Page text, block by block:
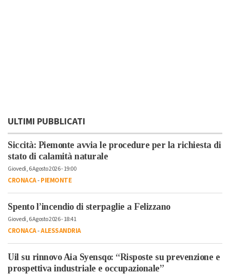
ULTIMI PUBBLICATI
Siccità: Piemonte avvia le procedure per la richiesta di
stato di calamità naturale
Giovedì, 6 Agosto 2026 - 19:00
CRONACA-PIEMONTE
Spento l’incendio di sterpaglie a Felizzano
Giovedì, 6 Agosto 2026 - 18:41
CRONACA-ALESSANDRIA
Uil su rinnovo Aia Syensqo: “Risposte su prevenzione e
prospettiva industriale e occupazionale”